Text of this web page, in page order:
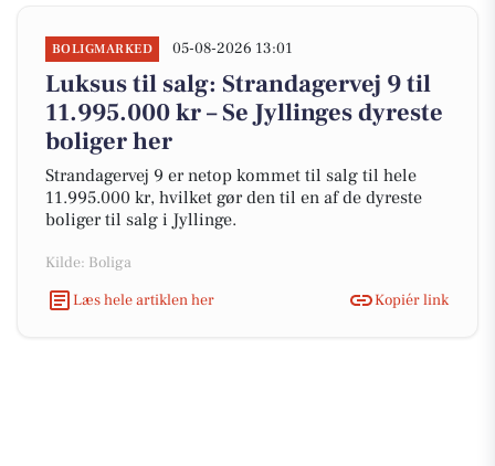
BOLIGMARKED 05-08-2026 13:01
Luksus til salg: Strandagervej 9 til
11.995.000 kr – Se Jyllinges dyreste
boliger her
Strandagervej 9 er netop kommet til salg til hele
11.995.000 kr, hvilket gør den til en af de dyreste
boliger til salg i Jyllinge.
Kilde: Boliga
Læs hele artiklen her
Kopiér link